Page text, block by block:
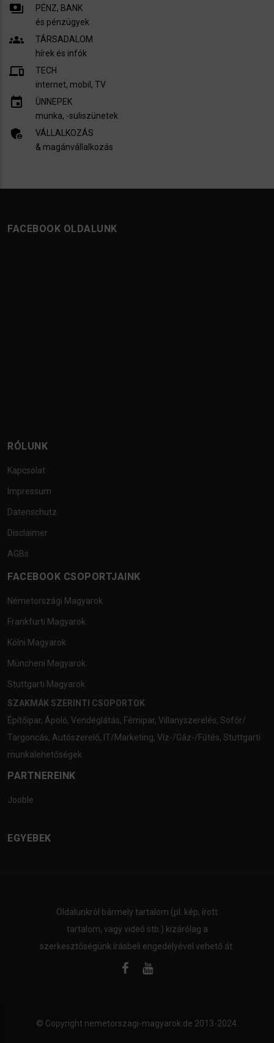
payments
PÉNZ, BANK
és pénzügyek
groups
TÁRSADALOM
hírek és infók
devices
TECH
internet, mobil, TV​
insert_invitation
ÜNNEPEK
munka, -suliszünetek
admin_panel_settings
VÁLLALKOZÁS
& magánvállalkozás
FACEBOOK OLDALUNK
RÓLUNK
Kapcsolat
Impressum
Datenschutz
Disclaimer
AGBs
FACEBOOK CSOPORTJAINK
Németországi Magyarok
Frankfurti Magyarok
Kölni Magyarok
Müncheni Magyarok
Stuttgarti Magyarok
SZAKMÁK SZERINTI CSOPORTOK
Építőipar, Ápoló, Vendéglátás, Fémipar, Villanyszerelés, Sofőr/
Targoncás, Autószerelő, IT/Marketing, Víz-/Gáz-/Fűtés, Stuttgarti
munkalehetőségek
PARTNEREINK
Jooble
EGYEBEK
Oldalunkról bármely tartalom (pl. kép, írott
tartalom, vagy videó stb.) kizárólag a
szerkesztőségünk írásbeli engedélyével vehető át.
© Copyright nemetorszagi-magyarok.de 2013-2024.